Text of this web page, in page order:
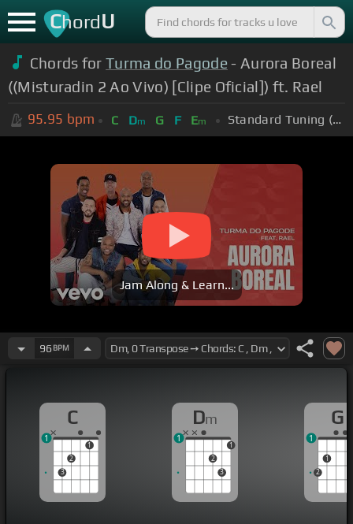
ChordU
Chords forTurma do Pagode - Aurora Boreal
((Misturadin 2 Ao Vivo) [Clipe Oficial]) ft. Rael
95.95 bpm C Dm G F Em Standard Tuning (EADGBE)
Jam Along & Learn...
96 BPM
C
3
2
1
1
Dm
2
3
1
1
G
2
1
1